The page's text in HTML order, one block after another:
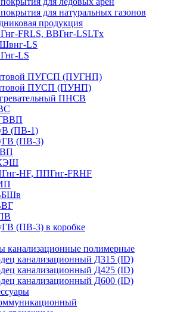
для натуральных газонов
продукция
FRLS, ВВГнг-LSLTx
LS
LS
ПУГСП (ПУГНП)
ПУСП (ПУНП)
ПНСВ
(ПВ-1)
(ПВ-3)
HF, ППГнг-FRHF
(ПВ-3) в коробке
канализационные полимерные
канализационный Д315 (ID)
канализационный Д425 (ID)
канализационный Д600 (ID)